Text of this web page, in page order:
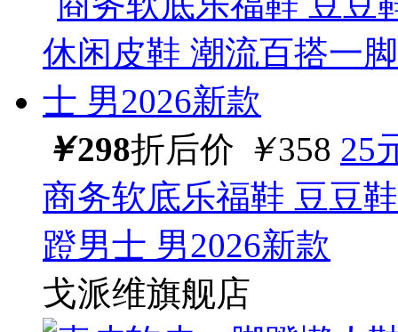
￥298折后价 ￥358 25
商务软底乐福鞋 豆豆
蹬男士 男2026新款
戈派维旗舰店